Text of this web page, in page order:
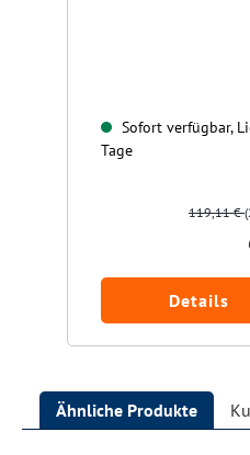
Sofort verfügbar,
Tage
119,11 €
Details
Ähnliche Produkte